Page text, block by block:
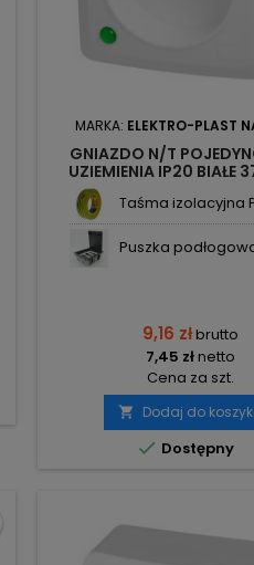
MARKA: ELEKTRO-PLAST
GNIAZDO N/T
UZIEMIENIA IP20 BIAŁE
BERG ELEKTRO-PLAST
Taśma izolacyjna
Puszka
9,16 złbrutto
7,45 złnetto
Cena za szt.
 Dodaj do
 Dostępny